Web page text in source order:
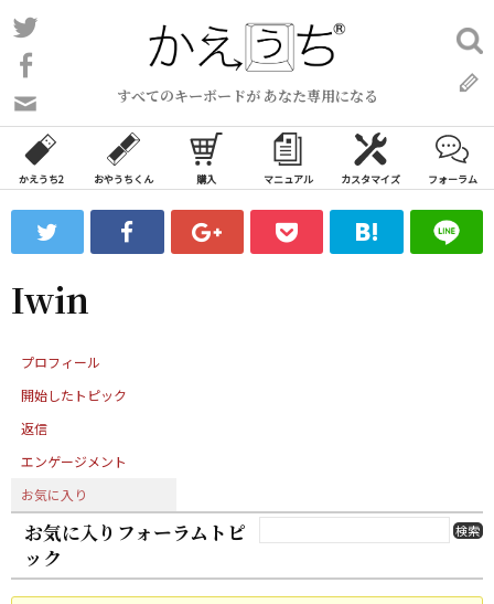
コ
ン
ン
ツ
ス
ッ
プ
すべてのキーボードが あなた専用になる
い
合
わ
フ
ォ
ム
検
索:
かえうち2 おやうちくん 購入 マニュアル カスタマイズ フォーラム
Iwin
プロフィール
開始したトピック
返信
エンゲージメント
お気に入り
お気に入りフォーラムトピ
ック